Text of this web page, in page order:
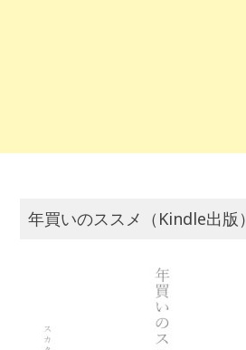
年買いのススメ（Kindle出版）